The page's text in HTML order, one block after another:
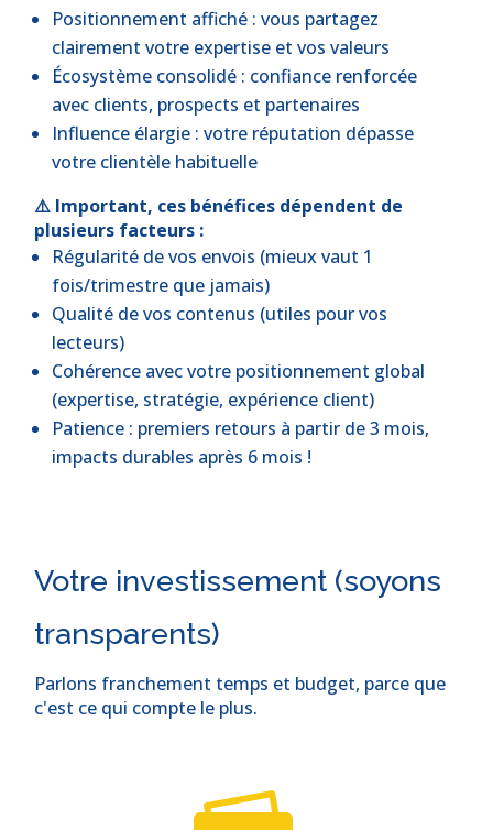
Positionnement affiché : vous partagez
clairement votre expertise et vos valeurs
Écosystème consolidé : confiance renforcée
avec clients, prospects et partenaires
Influence élargie : votre réputation dépasse
votre clientèle habituelle
⚠️ Important, ces bénéfices dépendent de
plusieurs facteurs :
Régularité de vos envois (mieux vaut 1
fois/trimestre que jamais)
Qualité de vos contenus (utiles pour vos
lecteurs)
Cohérence avec votre positionnement global
(expertise, stratégie, expérience client)
Patience : premiers retours à partir de 3 mois,
impacts durables après 6 mois !
Votre investissement (soyons
transparents)
Parlons franchement temps et budget, parce que
c'est ce qui compte le plus.